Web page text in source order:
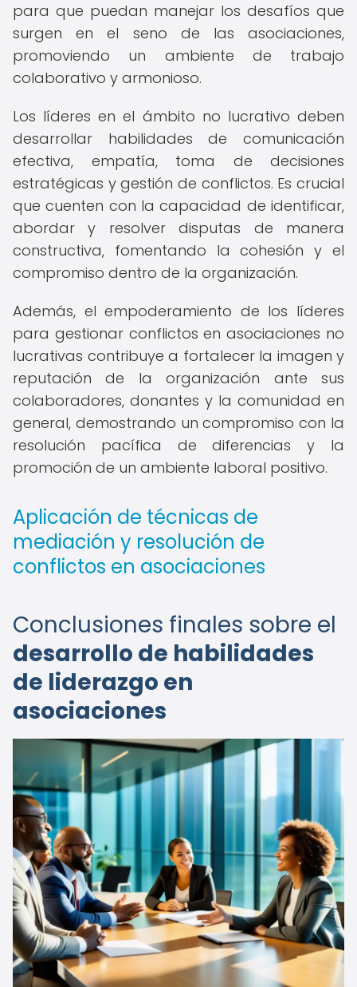
para que puedan manejar los desafíos que
surgen en el seno de las asociaciones,
promoviendo un ambiente de trabajo
colaborativo y armonioso.
Los líderes en el ámbito no lucrativo deben
desarrollar habilidades de comunicación
efectiva, empatía, toma de decisiones
estratégicas y gestión de conflictos. Es crucial
que cuenten con la capacidad de identificar,
abordar y resolver disputas de manera
constructiva, fomentando la cohesión y el
compromiso dentro de la organización.
Además, el empoderamiento de los líderes
para gestionar conflictos en asociaciones no
lucrativas contribuye a fortalecer la imagen y
reputación de la organización ante sus
colaboradores, donantes y la comunidad en
general, demostrando un compromiso con la
resolución pacífica de diferencias y la
promoción de un ambiente laboral positivo.
Aplicación de técnicas de
mediación y resolución de
conflictos en asociaciones
Conclusiones finales sobre el
desarrollo de habilidades
de liderazgo en
asociaciones